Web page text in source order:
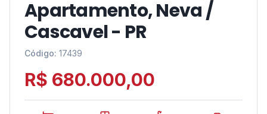
Apartamento, Neva /
Cascavel - PR
Código: 17439
R$ 680.000,00